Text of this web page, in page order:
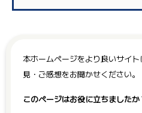
本ホームページをより良いサイ
見・ご感想をお聞かせください。
このページはお役に立ちましたか